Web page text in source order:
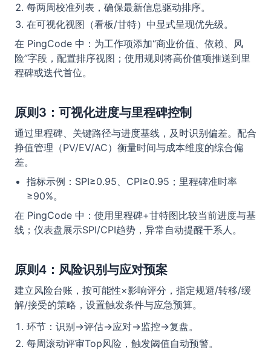
每两周校准列表，确保最新信息驱动排序。
在可视化视图（看板/甘特）中显式呈现优先级。
在 PingCode 中：为工作项添加“商业价值、依赖、风
险”字段，配置排序视图；使用规则将高价值项推送到里
程碑或迭代首位。
原则3：可视化进度与里程碑控制
通过里程碑、关键路径与进度基线，及时识别偏差。配合
挣值管理（PV/EV/AC）衡量时间与成本维度的综合偏
差。
指标示例：SPI≥0.95、CPI≥0.95；里程碑准时率
≥90%。
在 PingCode 中：使用里程碑+甘特图比较当前进度与基
线；仪表盘展示SPI/CPI趋势，异常自动提醒干系人。
原则4：风险识别与应对预案
建立风险台账，按可能性×影响评分，指定规避/转移/缓
解/接受的策略，设置触发条件与应急预算。
环节：识别→评估→应对→监控→复盘。
每周滚动评审Top风险，触发阈值自动预警。